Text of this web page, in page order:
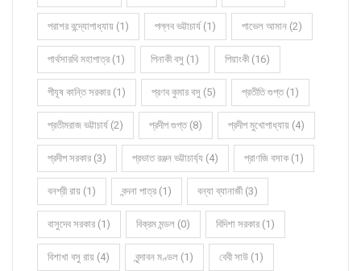
পরাশর বন্দ্যোপাধ্যায় (1) পল্লব ভট্টাচার্য (1) পাভেল আমান (2)
পার্থসারথি মহাপাত্র (1) পিনাকী বসু (1) পিয়াংকী (16)
পীযূষ কান্তি সরকার (1) প্রণব কুমার বসু (5) প্রতীতি গুপ্ত (1)
প্রতীমরাজ ভট্টাচার্য (2) প্রদীপ গুপ্ত (8) প্রদীপ মুখোপাধ্যায় (4)
প্রদীপ সরকার (3) প্রভাত রঞ্জন ভট্টাচার্য্য (4) প্রাণজি বসাক (1)
বনশ্রী রায় (1) বন্দনা পাত্র (1) বন্যা ব্যানার্জী (3)
বাসুদেব সরকার (1) বিক্রম মন্ডল (0) বিদিশা সরকার (1)
বিশাখা বসু রায় (4) বৃন্দাবন মণ্ডল (1) বেবী সাউ (1)